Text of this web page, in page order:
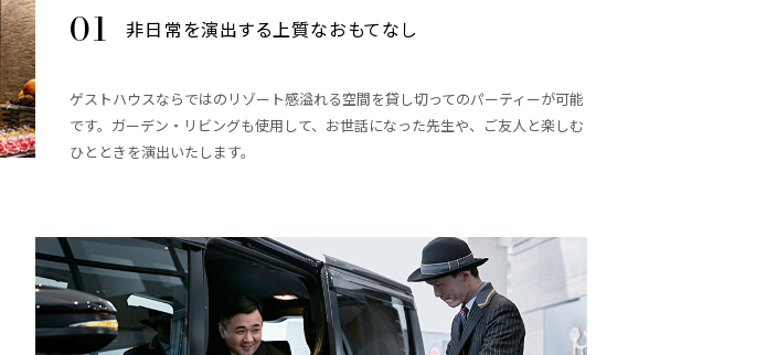
非日常を演出する上質なおもてなし
ゲストハウスならではのリゾート感溢れる空間を貸し切ってのパーティーが可能
です。ガーデン・リビングも使用して、お世話になった先生や、ご友人と楽しむ
ひとときを演出いたします。